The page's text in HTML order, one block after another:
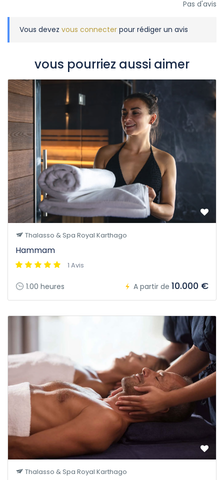
Pas d'avis
Vous devez vous connecter pour rédiger un avis
vous pourriez aussi aimer
Thalasso & Spa Royal Karthago
Hammam
1 Avis
1.00 heures A partir de 10.000 €
Thalasso & Spa Royal Karthago